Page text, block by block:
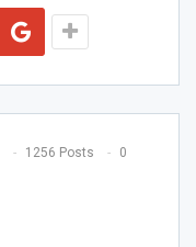
1256 Posts 0